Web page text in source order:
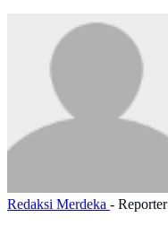
Redaksi Merdeka - Reporter